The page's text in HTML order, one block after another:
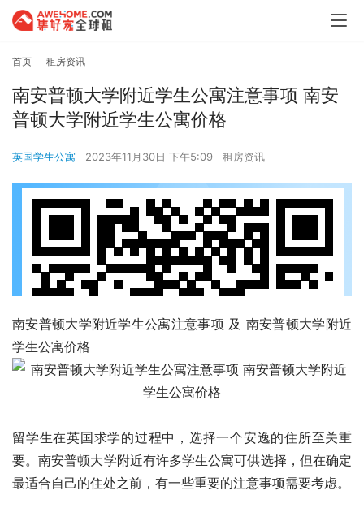
首页 租房资讯
南安普顿大学附近学生公寓注意事项 南安
普顿大学附近学生公寓价格
英国学生公寓 2023年11月30日 下午5:09 租房资讯
南安普顿大学附近学生公寓注意事项 及 南安普顿大学附近
学生公寓价格
留学生在英国求学的过程中，选择一个安逸的住所至关重
要。南安普顿大学附近有许多学生公寓可供选择，但在确定
最适合自己的住处之前，有一些重要的注意事项需要考虑。